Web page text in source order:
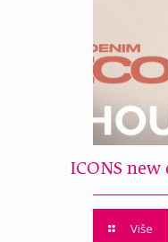
ICONS new
Više